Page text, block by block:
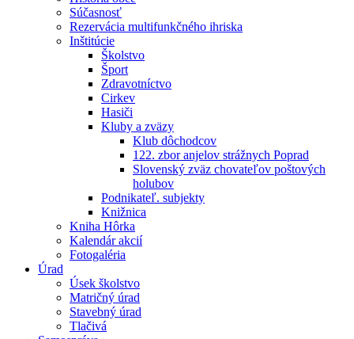
Súčasnosť
Rezervácia multifunkčného ihriska
Inštitúcie
Školstvo
Šport
Zdravotníctvo
Cirkev
Hasiči
Kluby a zväzy
Klub dôchodcov
122. zbor anjelov strážnych Poprad
Slovenský zväz chovateľov poštových
holubov
Podnikateľ. subjekty
Knižnica
Kniha Hôrka
Kalendár akcií
Fotogaléria
Úrad
Úsek školstvo
Matričný úrad
Stavebný úrad
Tlačivá